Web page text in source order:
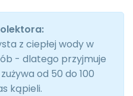
z ciepłej wody w
- dlatego przyjmuje
od 50 do 100
kąpieli.